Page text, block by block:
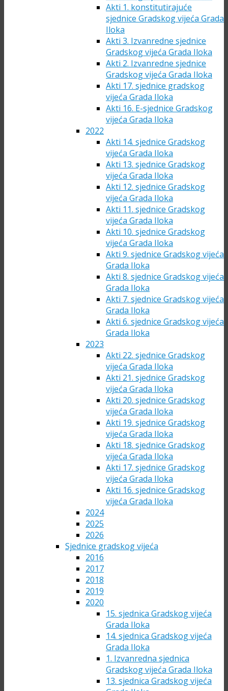
Akti 1. konstitutirajuće
sjednice Gradskog vijeća Grada
Iloka
Akti 3. Izvanredne sjednice
Gradskog vijeća Grada Iloka
Akti 2. Izvanredne sjednice
Gradskog vijeća Grada Iloka
Akti 17. sjednice gradskog
vijeća Grada Iloka
Akti 16. E-sjednice Gradskog
vijeća Grada Iloka
2022
Akti 14. sjednice Gradskog
vijeća Grada Iloka
Akti 13. sjednice Gradskog
vijeća Grada Iloka
Akti 12. sjednice Gradskog
vijeća Grada Iloka
Akti 11. sjednice Gradskog
vijeća Grada Iloka
Akti 10. sjednice Gradskog
vijeća Grada Iloka
Akti 9. sjednice Gradskog vijeća
Grada Iloka
Akti 8. sjednice Gradskog vijeća
Grada Iloka
Akti 7. sjednice Gradskog vijeća
Grada Iloka
Akti 6. sjednice Gradskog vijeća
Grada Iloka
2023
Akti 22. sjednice Gradskog
vijeća Grada Iloka
Akti 21. sjednice Gradskog
vijeća Grada Iloka
Akti 20. sjednice Gradskog
vijeća Grada Iloka
Akti 19. sjednice Gradskog
vijeća Grada Iloka
Akti 18. sjednice Gradskog
vijeća Grada Iloka
Akti 17. sjednice Gradskog
vijeća Grada Iloka
Akti 16. sjednice Gradskog
vijeća Grada Iloka
2024
2025
2026
Sjednice gradskog vijeća
2016
2017
2018
2019
2020
15. sjednica Gradskog vijeća
Grada Iloka
14. sjednica Gradskog vijeća
Grada Iloka
1. Izvanredna sjednica
Gradskog vijeća Grada Iloka
13. sjednica Gradskog vijeća